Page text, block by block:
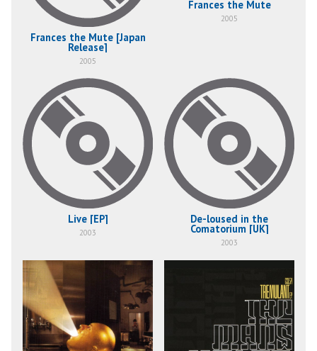
Frances the Mute [Japan
Release]
2005
Frances the Mute
2005
Live [EP]
2003
De-loused in the
Comatorium [UK]
2003